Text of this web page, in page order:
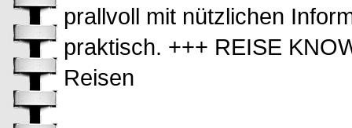
prallvoll mit nützlichen
praktisch. +++ REISE
Reisen